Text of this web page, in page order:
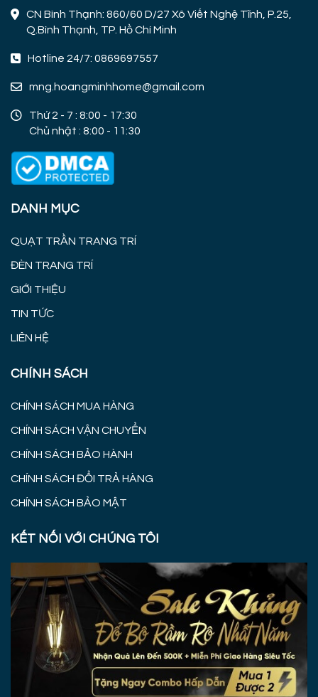
CN Bình Thạnh: 860/60 D/27 Xô Viết Nghệ Tĩnh, P.25,
Q.Bình Thạnh, TP. Hồ Chí Minh
Hotline 24/7: 0869697557
mng.hoangminhhome@gmail.com
Thứ 2 - 7 : 8:00 - 17:30
Chủ nhật : 8:00 - 11:30
DANH MỤC
QUẠT TRẦN TRANG TRÍ
ĐÈN TRANG TRÍ
GIỚI THIỆU
TIN TỨC
LIÊN HỆ
CHÍNH SÁCH
CHÍNH SÁCH MUA HÀNG
CHÍNH SÁCH VẬN CHUYỂN
CHÍNH SÁCH BẢO HÀNH
CHÍNH SÁCH ĐỔI TRẢ HÀNG
CHÍNH SÁCH BẢO MẬT
KẾT NỐI VỚI CHÚNG TÔI